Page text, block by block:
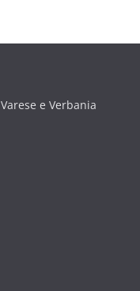
e Verbania